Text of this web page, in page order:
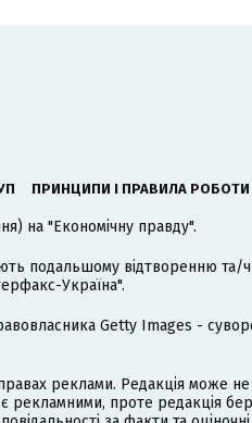
ПРИНЦИПИ І ПРАВИЛА РОБОТИ
на "Економічну правду".
подальшому відтворенню та/
Україна".
Getty Images -
реклами. Редакція може не
рекламними, проте редакція